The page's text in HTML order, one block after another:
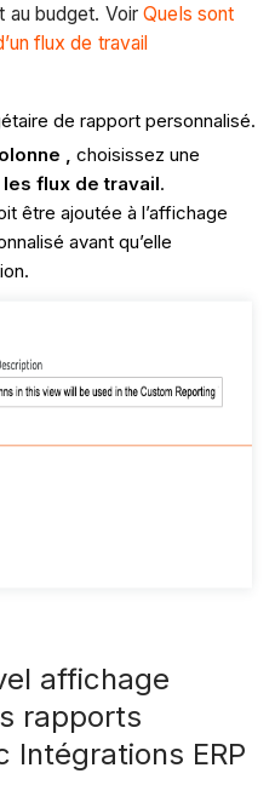
au budget. VoirQuels sont
flux de travail
de rapport personnalisé.
choisissez une
flux de travail.
être ajoutée à l’affichage
avant qu’elle
affichage
rapports
Intégrations ERP